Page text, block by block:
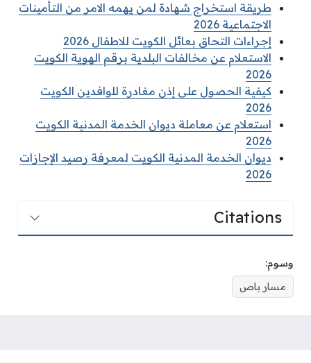
طريقة استخراج شهادة لمن يهمه الامر من التأمينات
الاجتماعية 2026
إجراءات التحاق بعائل الكويت للاطفال 2026
الاستعلام عن مخالفات البلدية برقم الهوية الكويت
2026
كيفية الحصول على إذن مغادرة للوافدين الكويت
2026
استعلام عن معاملة ديوان الخدمة المدنية الكويت
2026
ديوان الخدمة المدنية الكويت لمعرفة رصيد الإجازات
2026
Citations
وسوم:
مسار باص